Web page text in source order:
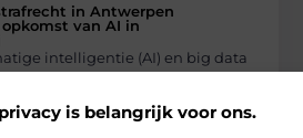
is belangrijk voor ons.
en vergelijkbare technologieën om te
in Antwerpen
van AI in
intelligentie (AI) en big data